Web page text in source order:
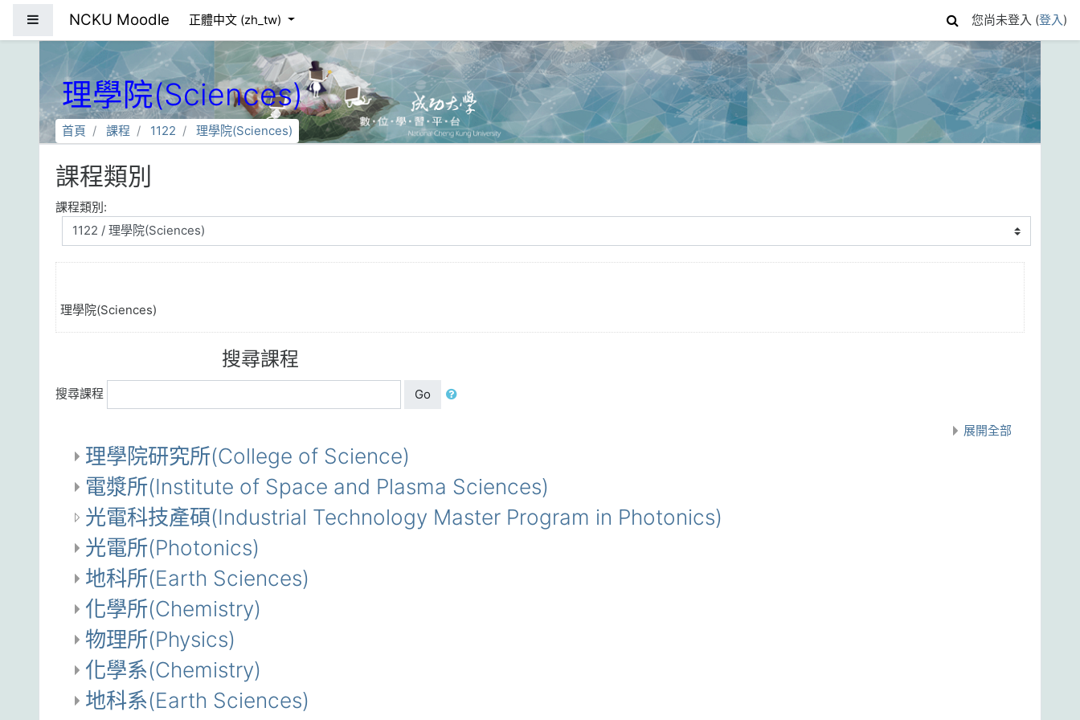
NCKU Moodle 正體中文 ‎(zh_tw)‎ 您尚未登入 (登入)
理學院(Sciences)
首頁 課程 1122 理學院(Sciences)
課程類別
課程類別:
理學院(Sciences)
搜尋課程
搜尋課程 Go
展開全部
理學院研究所(College of Science)
電漿所(Institute of Space and Plasma Sciences)
光電科技產碩(Industrial Technology Master Program in Photonics)
光電所(Photonics)
地科所(Earth Sciences)
化學所(Chemistry)
物理所(Physics)
化學系(Chemistry)
地科系(Earth Sciences)